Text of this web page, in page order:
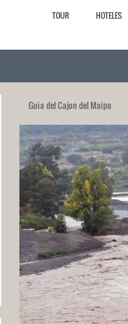
TOUR HOTELES
Guia del Cajon del Maipo